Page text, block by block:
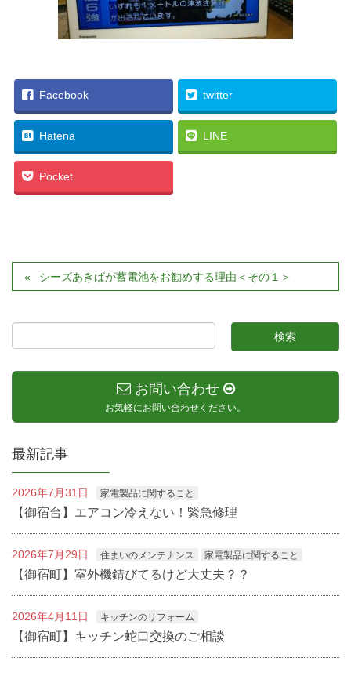
Facebook twitter
Hatena LINE
Pocket
シーズあきばが蓄電池をお勧めする理由＜その１＞
お問い合わせ
お気軽にお問い合わせください。
最新記事
2026年7月31日 家電製品に関すること
【御宿台】エアコン冷えない！緊急修理
2026年7月29日 住まいのメンテナンス 家電製品に関すること
【御宿町】室外機錆びてるけど大丈夫？？
2026年4月11日 キッチンのリフォーム
【御宿町】キッチン蛇口交換のご相談